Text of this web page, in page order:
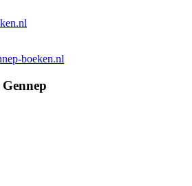
boeken.nl